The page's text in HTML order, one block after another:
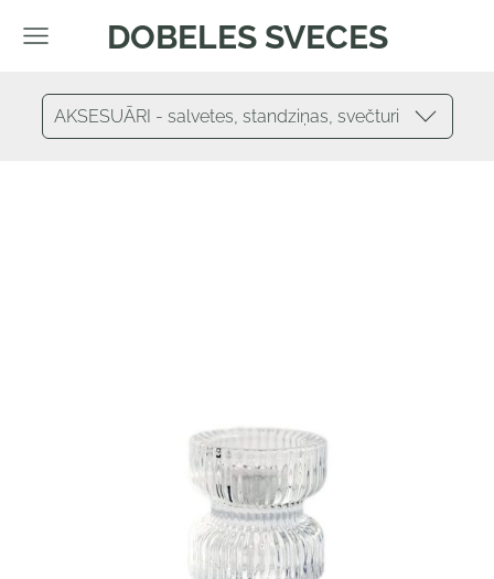
DOBELES SVECES
AKSESUĀRI - salvetes, standziņas, svečturi